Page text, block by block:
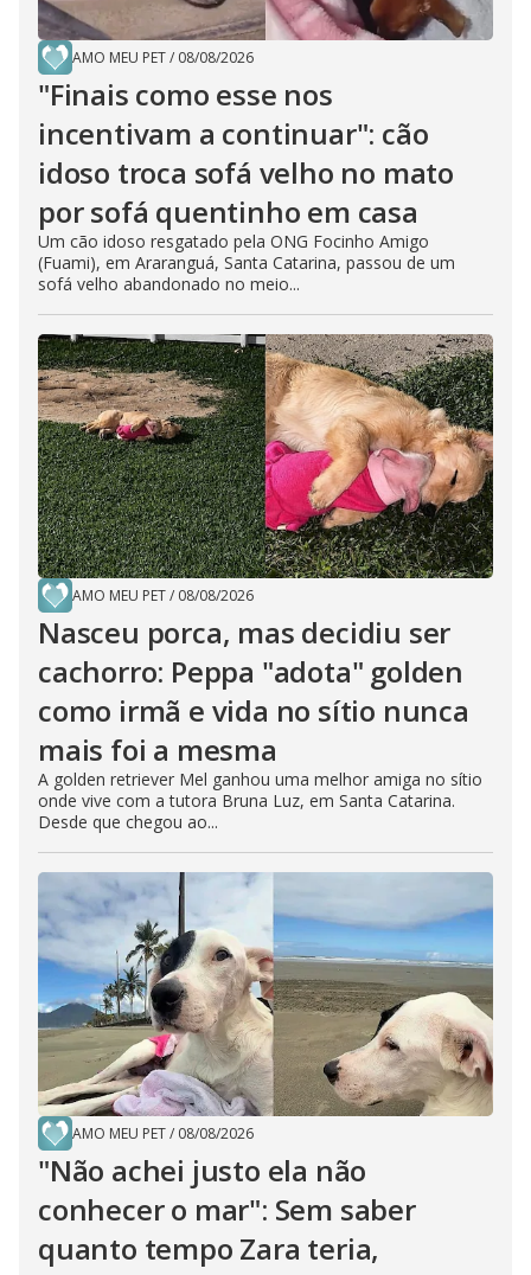
AMO MEU PET/ 08/08/2026
"Finais como esse nos
incentivam a continuar": cão
idoso troca sofá velho no mato
por sofá quentinho em casa
Um cão idoso resgatado pela ONG Focinho Amigo
(Fuami), em Araranguá, Santa Catarina, passou de um
sofá velho abandonado no meio...
AMO MEU PET/ 08/08/2026
Nasceu porca, mas decidiu ser
cachorro: Peppa "adota" golden
como irmã e vida no sítio nunca
mais foi a mesma
A golden retriever Mel ganhou uma melhor amiga no sítio
onde vive com a tutora Bruna Luz, em Santa Catarina.
Desde que chegou ao...
AMO MEU PET/ 08/08/2026
"Não achei justo ela não
conhecer o mar": Sem saber
quanto tempo Zara teria,